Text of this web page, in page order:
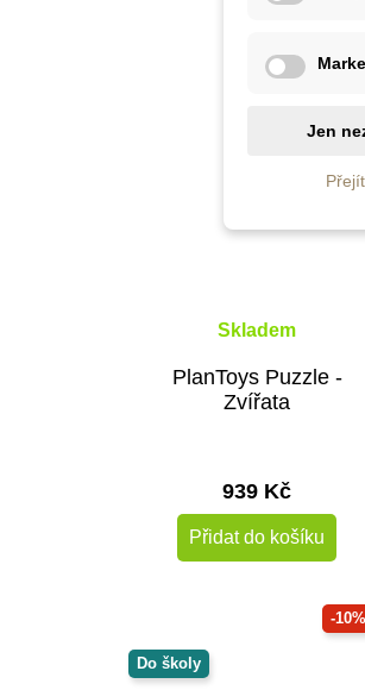
Skladem
PlanToys Puzzle -
Zvířata
939 Kč
Přidat do košíku
-10%
Do školy
Jen